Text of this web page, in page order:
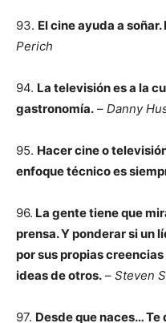
93. El cine ayuda a
Perich
94. La televisión es a la
gastronomía. – Danny
95. Hacer cine o
enfoque técnico es
96. La gente tiene que
prensa. Y ponderar si un
por sus propias
ideas de otros. – Steven
97. Desde que naces…